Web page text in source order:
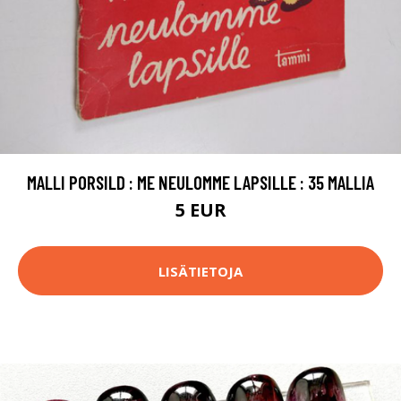
MALLI PORSILD : ME NEULOMME LAPSILLE : 35 MALLIA
5 EUR
LISÄTIETOJA